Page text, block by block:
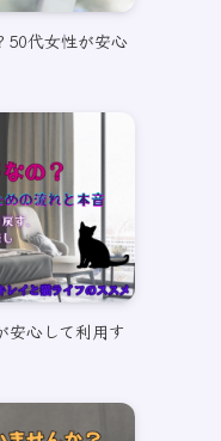
50代女性が安心
安心して利用す